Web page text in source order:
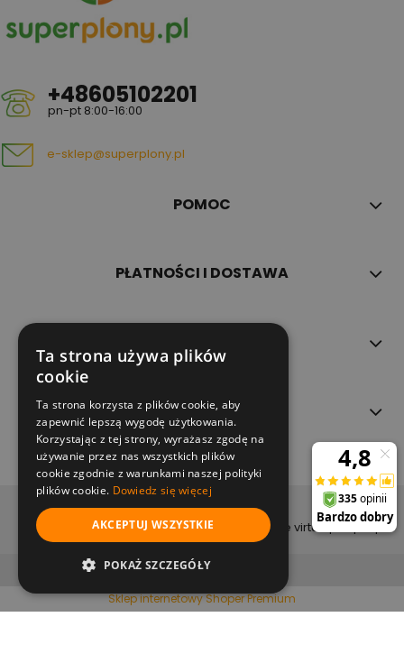
+48605102201
pn-pt 8:00-16:00
e-sklep@superplony.pl
POMOC
PŁATNOŚCI I DOSTAWA
O NAS
copyright (c) 2022
projekt i wykonanie virtualpeople.pl
pokaż pełną wersję strony
Sklep internetowy Shoper Premium
Ta strona używa plików
cookie
Ta strona korzysta z plików cookie, aby
zapewnić lepszą wygodę użytkowania.
Korzystając z tej strony, wyrażasz zgodę na
używanie przez nas wszystkich plików
cookie zgodnie z warunkami naszej polityki
plików cookie. Dowiedz się więcej
AKCEPTUJ WSZYSTKIE
POKAŻ SZCZEGÓŁY